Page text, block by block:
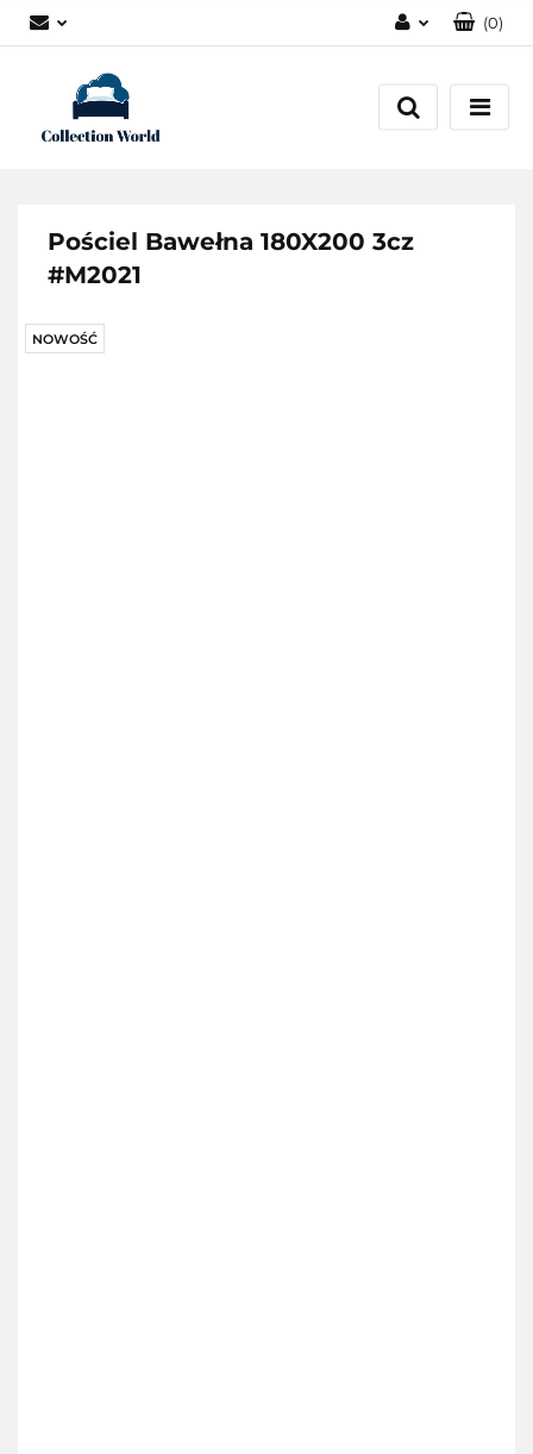
Zarejestruj się
(0)
Pościel Bawełna 180X200 3cz
#M2021
NOWOŚĆ